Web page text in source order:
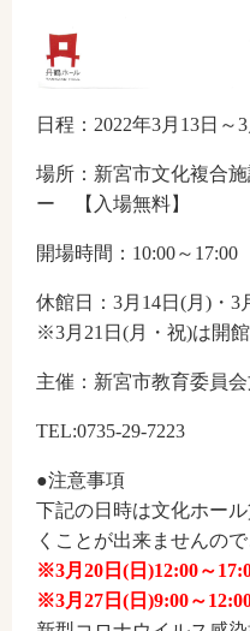
日程：2022年3月13日～3
場所：新宮市文化複合
ー 【入場無料】
開場時間：10:00～17:00
休館日：3月14日(月)・3
※3月21日(月・祝)は開館
主催：新宮市教育委員
TEL:0735-29-7223
●注意事項
下記の日時は文化ホー
くことが出来ませんの
※3月20日(日)12:00～
※3月27日(日)9:00～